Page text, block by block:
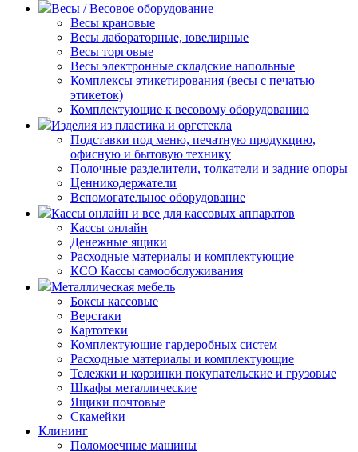
Весы / Весовое оборудование
Весы крановые
Весы лабораторные, ювелирные
Весы торговые
Весы электронные складские напольные
Комплексы этикетирования (весы с печатью
этикеток)
Комплектующие к весовому оборудованию
Изделия из пластика и оргстекла
Подставки под меню, печатную продукцию,
офисную и бытовую технику
Полочные разделители, толкатели и задние опоры
Ценникодержатели
Вспомогательное оборудование
Кассы онлайн и все для кассовых аппаратов
Кассы онлайн
Денежные ящики
Расходные материалы и комплектующие
КСО Кассы самообслуживания
Металлическая мебель
Боксы кассовые
Верстаки
Картотеки
Комплектующие гардеробных систем
Расходные материалы и комплектующие
Тележки и корзинки покупательские и грузовые
Шкафы металлические
Ящики почтовые
Скамейки
Клининг
Поломоечные машины